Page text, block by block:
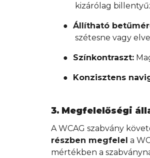
kizárólag
● Állítható
szétesne vagy
● Színkontraszt:
● Konzisztens
3. Megfelelőségi
A WCAG szabvány
részben megfelel a
mértékben a